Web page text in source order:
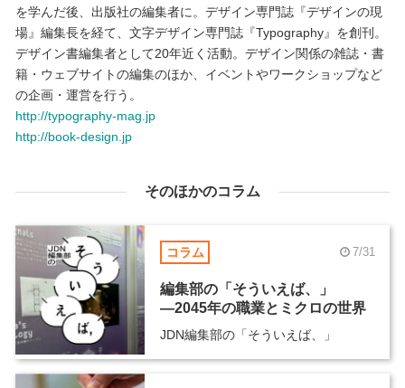
を学んだ後、出版社の編集者に。デザイン専門誌『デザインの現
場』編集長を経て、文字デザイン専門誌『Typography』を創刊。
デザイン書編集者として20年近く活動。デザイン関係の雑誌・書
籍・ウェブサイトの編集のほか、イベントやワークショップなど
の企画・運営を行う。
http://typography-mag.jp
http://book-design.jp
そのほかのコラム
コラム 7/31
編集部の「そういえば、」
―2045年の職業とミクロの世界
JDN編集部の「そういえば、」